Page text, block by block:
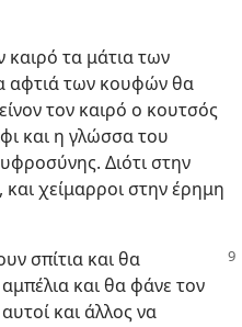
καιρό τα μάτια των
αφτιά των κουφών θα
τον καιρό ο κουτσός
και η γλώσσα του
Διότι στην
χείμαρροι στην έρημη
σπίτια και θα
και θα φάνε τον
και άλλος να